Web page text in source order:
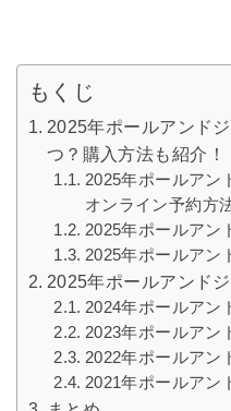
もくじ
2025年ポールアンド
つ？購入方法も紹介！
2025年ポールアン
オンライン予約方
2025年ポールアン
2025年ポールアン
2025年ポールアンド
2024年ポールアン
2023年ポールアン
2022年ポールアン
2021年ポールアン